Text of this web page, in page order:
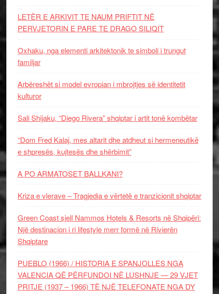
LETËR E ARKIVIT TE NAUM PRIFTIT NË
PERVJETORIN E PARE TE DRAGO SILIQIT
Oxhaku, nga elementi arkitektonik te simboli i trungut
familjar
Arbëreshët si model evropian i mbrojtjes së identitetit
kulturor
Sali Shijaku, “Diego Rivera” shqiptar i artit tonë kombëtar
“Dom Fred Kalaj, mes altarit dhe atdheut si hermeneutikë
e shpresës, kujtesës dhe shërbimit”
A PO ARMATOSET BALLKANI?
Kriza e vlerave – Tragjedia e vërtetë e tranzicionit shqiptar
Green Coast sjell Nammos Hotels & Resorts në Shqipëri:
Një destinacion i ri lifestyle merr formë në Rivierën
Shqiptare
PUEBLO (1966) / HISTORIA E SPANJOLLES NGA
VALENCIA QË PËRFUNDOI NË LUSHNJE — 29 VJET
PRITJE (1937 – 1966) TË NJË TELEFONATE NGA DY